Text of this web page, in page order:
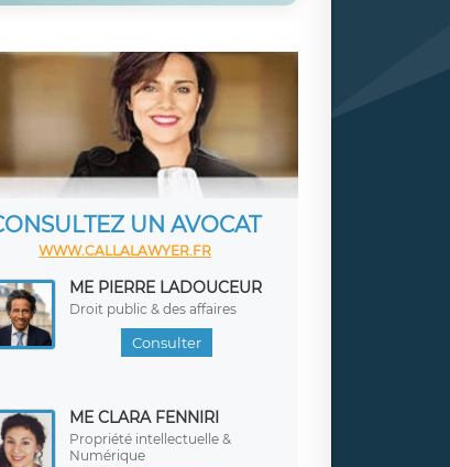
UN AVOCAT
WWW.CALLALAWYER.FR
ME PIERRE LADOUCEUR
Droit public & des affaires
Consulter
ME CLARA FENNIRI
Propriété intellectuelle &
Numérique